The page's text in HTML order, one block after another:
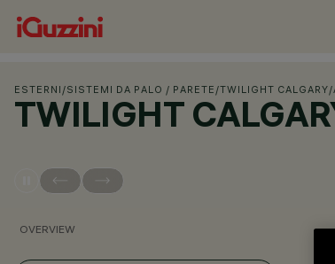
ESTERNI /SISTEMI DA PALO / PARETE /TWILIGHT CALGARY/
TWILIGHT
OVERVIEW